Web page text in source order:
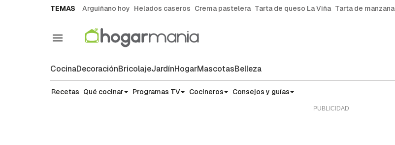
TEMAS Arguiñano hoy Helados caseros Crema pastelera Tarta de queso La Viña Tarta de manzana
Navegación
CocinaDecoraciónBricolajeJardínHogarMascotasBelleza
Recetas
Recetas Qué cocinar Programas TV Cocineros Consejos y guías